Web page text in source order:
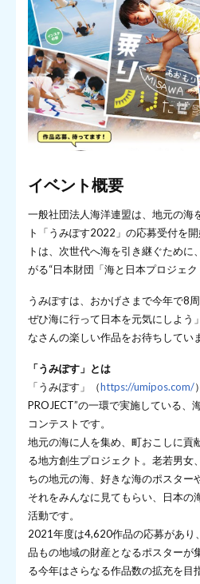
イベント概要
一般社団法人海洋連盟は、地元の海
ト「うみぽす2022」の応募受付を
トは、次世代へ海を引き継ぐために
がる“日本財団「海と日本プロジェク
うみぽすは、おかげさまで今年で8
ぜひ海に行って日本を元気にしよう
なさんの楽しい作品をお待ちしてい
「うみぽす」とは
「うみぽす」（https://umipos.com/
PROJECT”の一環で実施している、
コンテストです。
地元の海に人を集め、町おこしに貢
る地方創生プロジェクト。老若男女
ちの地元の海、好きな海のポスター
それをみんなに見てもらい、日本の
活動です。
2021年度は4,620作品の応募があ
品もの地域の財産となるポスターが
る今年はさらなる作品数の拡充を目